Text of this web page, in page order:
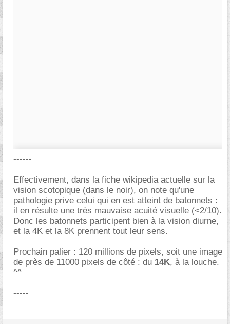
------
Effectivement, dans la fiche wikipedia actuelle sur la
vision scotopique (dans le noir), on note qu'une
pathologie prive celui qui en est atteint de batonnets :
il en résulte une très mauvaise acuité visuelle (<2/10).
Donc les batonnets participent bien à la vision diurne,
et la 4K et la 8K prennent tout leur sens.
Prochain palier : 120 millions de pixels, soit une image
de près de 11000 pixels de côté : du 14K, à la louche.
^^
-----